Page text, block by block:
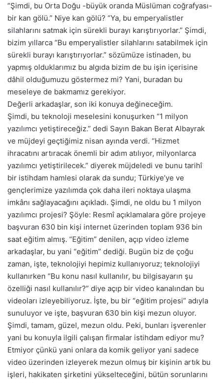
“Şimdi, bu Orta Doğu -büyük oranda Müslüman coğrafyası-
bir kan gölü.” Niye kan gölü? “Ya, bu emperyalistler
silahlarını satmak için sürekli burayı karıştırıyorlar.” Şimdi,
bizim yıllarca “Bu emperyalistler silahlarını satabilmek için
sürekli burayı karıştırıyorlar.” sözümüze istinaden, bu
yapmış olduklarımız bu algıda bizim de bu işin içerisine
dâhil olduğumuzu göstermez mi? Yani, buradan bu
meseleye de bakmamız gerekiyor.
Değerli arkadaşlar, son iki konuya değineceğim.
Şimdi, bu teknoloji meselesini konuşurken “1 milyon
yazılımcı yetiştireceğiz.” dedi Sayın Bakan Berat Albayrak
ve müjdeyi geçtiğimiz nisan ayında verdi. “Hizmet
ihracatını artıracak önemli bir adım atılıyor, milyonlarca
yazılımcı yetiştirilecek.” diyerek müjdeledi ve bunu tarihî
bir istihdam hamlesi olarak da sundu; Türkiye’ye ve
gençlerimize yazılımda çok daha ileri noktaya ulaşma
imkânı sağlayacağını açıkladı. Şimdi, ne oldu bu 1 milyon
yazılımcı projesi? Şöyle: Resmî açıklamalara göre projeye
başvuran 630 bin kişi internet üzerinden toplam 936 bin
saat eğitim almış. “Eğitim” denilen, açıp video izleme
arkadaşlar, bu yani “eğitim” dediği. Bugün biz de çoğu
zaman, işte, teknolojiyi hepimiz kullanıyoruz; teknolojiyi
kullanırken “Bu konu nasıl kullanılır, bu bilgisayarın şu
özelliği nasıl kullanılır?” diye açıp bir video kanalından bu
videoları izleyebiliyoruz. İşte, bu bir “eğitim projesi” adıyla
sunuluyor ve işte, başvuran 630 bin kişi mezun oluyor.
Şimdi, tamam, güzel, mezun oldu. Peki, bunları işverenler
yani bu konuyla ilgili çalışan firmalar istihdam ediyor mu?
Etmiyor çünkü yani onlara da komik geliyor yani sadece
video üzerinden izleyerek mezun olmuş bir kişinin artık bu
işleri, hakikaten şirketini yükselteceğini, bütün sorunlarını